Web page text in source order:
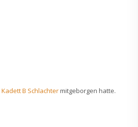
Kadett B Schlachtermitgeborgen hatte.